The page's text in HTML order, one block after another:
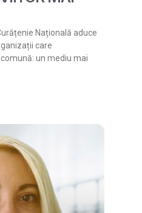
Națională aduce
care
un mediu mai